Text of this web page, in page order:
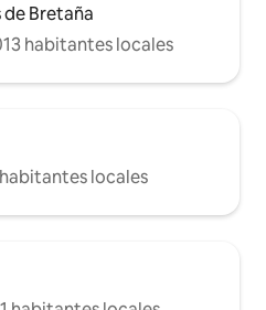
Bretaña
habitantes locales
locales